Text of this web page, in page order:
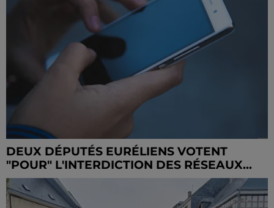
DEUX DÉPUTÉS EURÉLIENS VOTENT
"POUR" L'INTERDICTION DES RÉSEAUX...